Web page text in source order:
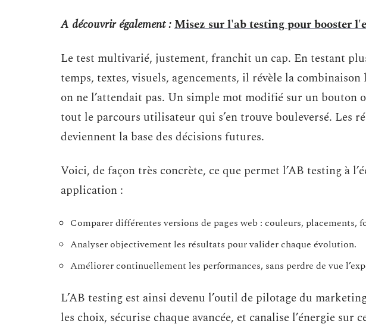
A découvrir également :Misez sur l'ab testing pour booster
Le test multivarié, justement, franchit un cap. En testant
temps, textes, visuels, agencements, il révèle la
on ne l’attendait pas. Un simple mot modifié sur un bouton
tout le parcours utilisateur qui s’en trouve bouleversé. Les
deviennent la base des décisions futures.
Voici, de façon très concrète, ce que permet l’AB testing à
application :
Comparer différentes versions de pages web : couleurs, placements,
Analyser objectivement les résultats pour valider chaque évolution.
Améliorer continuellement les performances, sans perdre de vue
L’AB testing est ainsi devenu l’outil de pilotage du
les choix, sécurise chaque avancée, et canalise l’énergie